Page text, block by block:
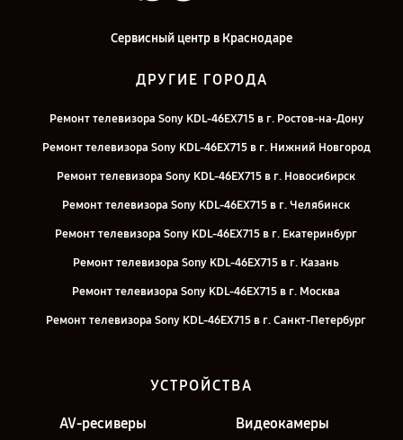
Сервисный центр в Краснодаре
ДРУГИЕ ГОРОДА
Ремонт телевизора Sony KDL-46EX715 в г. Ростов-на-Дону
Ремонт телевизора Sony KDL-46EX715 в г. Нижний Новгород
Ремонт телевизора Sony KDL-46EX715 в г. Новосибирск
Ремонт телевизора Sony KDL-46EX715 в г. Челябинск
Ремонт телевизора Sony KDL-46EX715 в г. Екатеринбург
Ремонт телевизора Sony KDL-46EX715 в г. Казань
Ремонт телевизора Sony KDL-46EX715 в г. Москва
Ремонт телевизора Sony KDL-46EX715 в г. Санкт-Петербург
УСТРОЙСТВА
AV-ресиверы Видеокамеры